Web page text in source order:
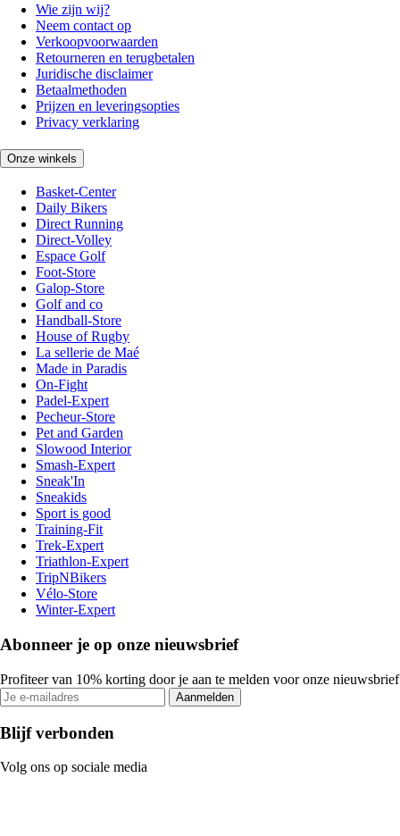
Wie zijn wij?
Neem contact op
Verkoopvoorwaarden
Retourneren en terugbetalen
Juridische disclaimer
Betaalmethoden
Prijzen en leveringsopties
Privacy verklaring
Onze winkels
Basket-Center
Daily Bikers
Direct Running
Direct-Volley
Espace Golf
Foot-Store
Galop-Store
Golf and co
Handball-Store
House of Rugby
La sellerie de Maé
Made in Paradis
On-Fight
Padel-Expert
Pecheur-Store
Pet and Garden
Slowood Interior
Smash-Expert
Sneak'In
Sneakids
Sport is good
Training-Fit
Trek-Expert
Triathlon-Expert
TripNBikers
Vélo-Store
Winter-Expert
Abonneer je op onze nieuwsbrief
Profiteer van 10% korting door je aan te melden voor onze nieuwsbrief
Aanmelden
Blijf verbonden
Volg ons op sociale media